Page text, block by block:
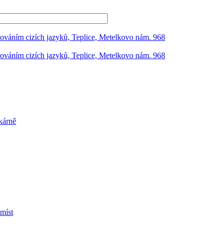
cizích jazyků, Teplice, Metelkovo nám. 968
cizích jazyků, Teplice, Metelkovo nám. 968